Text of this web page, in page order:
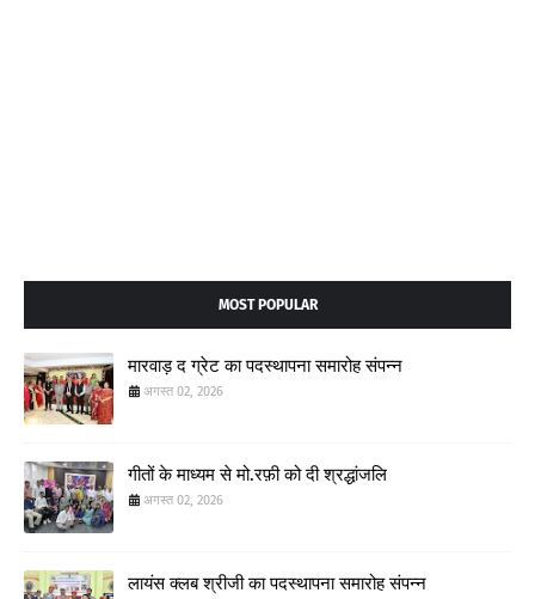
MOST POPULAR
मारवाड़ द ग्रेट का पदस्थापना समारोह संपन्न
अगस्त 02, 2026
गीतों के माध्यम से मो.रफ़ी को दी श्रद्धांजलि
अगस्त 02, 2026
लायंस क्लब श्रीजी का पदस्थापना समारोह संपन्न